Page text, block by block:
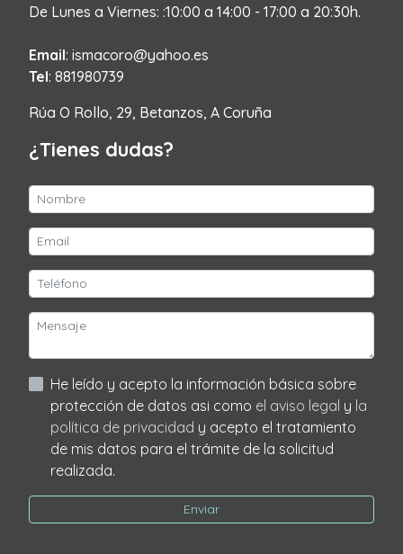
De Lunes a Viernes: :10:00 a 14:00 - 17:00 a 20:30h.
Email: ismacoro@yahoo.es
Tel: 881980739
Rúa O Rollo, 29, Betanzos, A Coruña
¿Tienes dudas?
He leído y acepto la información básica sobre
protección de datos asi como el aviso legal y la
política de privacidad y acepto el tratamiento
de mis datos para el trámite de la solicitud
realizada.
Enviar